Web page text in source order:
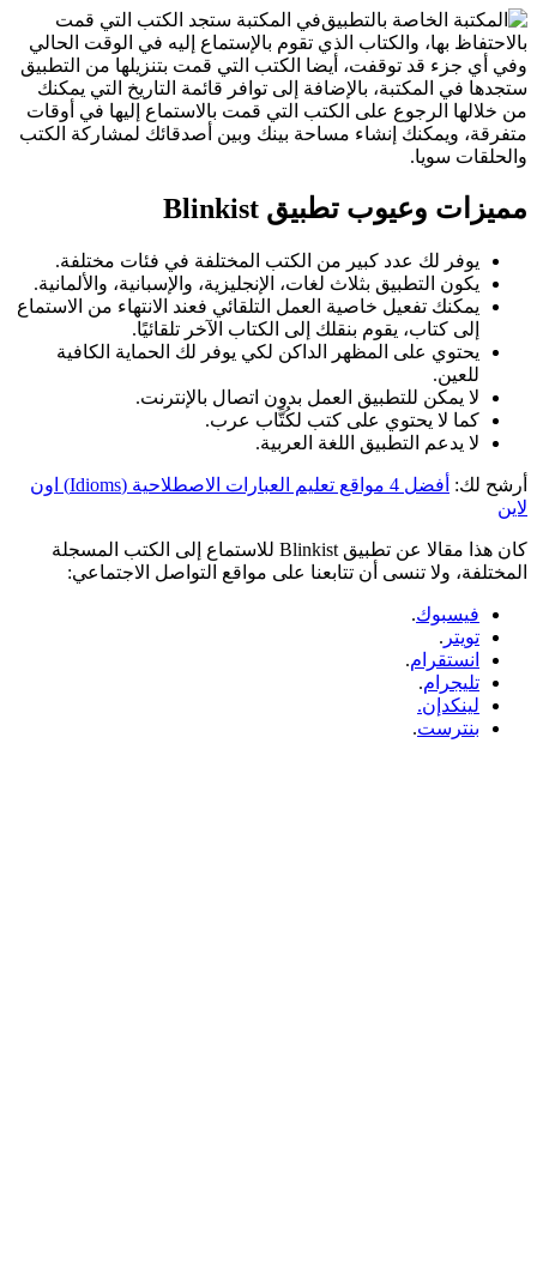
في المكتبة ستجد الكتب التي قمت
بالاحتفاظ بها، والكتاب الذي تقوم بالإستماع إليه في الوقت الحالي
وفي أي جزء قد توقفت، أيضا الكتب التي قمت بتنزيلها من التطبيق
ستجدها في المكتبة، بالإضافة إلى توافر قائمة التاريخ التي يمكنك
من خلالها الرجوع على الكتب التي قمت بالاستماع إليها في أوقات
متفرقة، ويمكنك إنشاء مساحة بينك وبين أصدقائك لمشاركة الكتب
والحلقات سويا.
مميزات وعيوب تطبيق Blinkist
يوفر لك عدد كبير من الكتب المختلفة في فئات مختلفة.
يكون التطبيق بثلاث لغات، الإنجليزية، والإسبانية، والألمانية.
يمكنك تفعيل خاصية العمل التلقائي فعند الانتهاء من الاستماع
إلى كتاب، يقوم بنقلك إلى الكتاب الآخر تلقائيًا.
يحتوي على المظهر الداكن لكي يوفر لك الحماية الكافية
للعين.
لا يمكن للتطبيق العمل بدون اتصال بالإنترنت.
كما لا يحتوي على كتب لكُتَّاب عرب.
لا يدعم التطبيق اللغة العربية.
أرشح لك:
أفضل 4 مواقع تعليم العبارات الاصطلاحية (Idioms) اون
لاين
كان هذا مقالا عن تطبيق Blinkist للاستماع إلى الكتب المسجلة
المختلفة، ولا تنسى أن تتابعنا على مواقع التواصل الاجتماعي:
فيسبوك.
تويتر .
انستقرام.
تليجرام.
لينكدإن.
بنترست.